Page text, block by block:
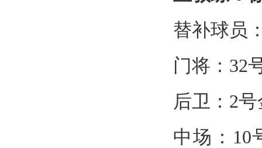
替补球员
门将：32
后卫：2
中场：10